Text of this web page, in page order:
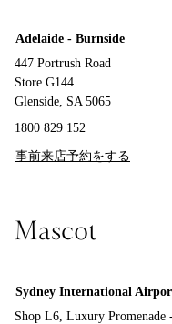
Adelaide - Burnside
447 Portrush Road
Store G144
Glenside, SA 5065
1800 829 152
事前来店予約をする
Mascot
Sydney International
Shop L6, Luxury Promenade